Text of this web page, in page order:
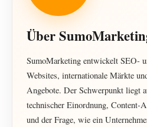
Über
SumoMarketing entwickelt SEO-
Websites, internationale Märkte
Angebote. Der Schwerpunkt liegt
technischer Einordnung,
und der Frage, wie ein